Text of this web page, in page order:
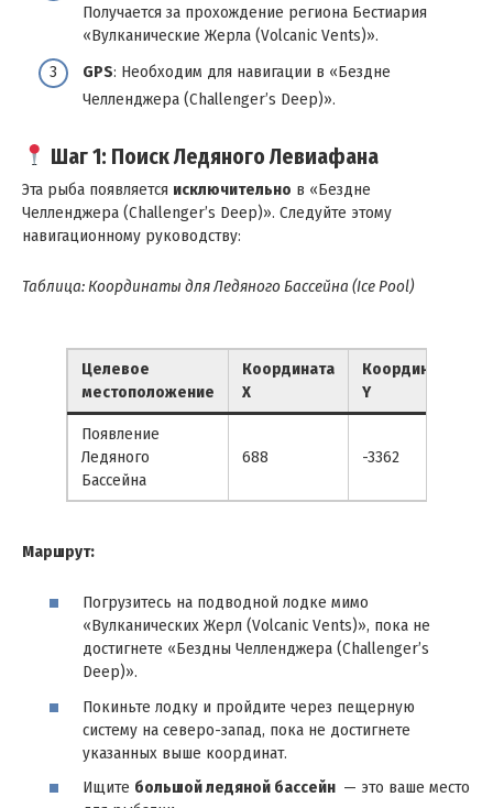
Получается за прохождение региона Бестиария
«Вулканические Жерла (Volcanic Vents)».
GPS: Необходим для навигации в «Бездне
Челленджера (Challenger’s Deep)».
Шаг 1: Поиск Ледяного Левиафана
Эта рыба появляется исключительно в «Бездне
Челленджера (Challenger’s Deep)». Следуйте этому
навигационному руководству:
Таблица: Координаты для Ледяного Бассейна (Ice Pool)
Целевое
местоположение
Координата
X
Координата
Y
Появление
Ледяного
Бассейна
688 -3362
Маршрут:
Погрузитесь на подводной лодке мимо
«Вулканических Жерл (Volcanic Vents)», пока не
достигнете «Бездны Челленджера (Challenger’s
Deep)».
Покиньте лодку и пройдите через пещерную
систему на северо-запад, пока не достигнете
указанных выше координат.
Ищите большой ледяной бассейн — это ваше место